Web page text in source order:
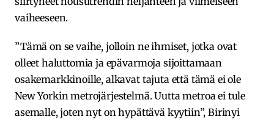
vaiheeseen.
”Tämä on se vaihe, jolloin ne ihmiset, jotka ovat
olleet haluttomia ja epävarmoja sijoittamaan
osakemarkkinoille, alkavat tajuta että tämä ei ole
New Yorkin metrojärjestelmä. Uutta metroa ei tule
asemalle, joten nyt on hypättävä kyytiin”, Birinyi